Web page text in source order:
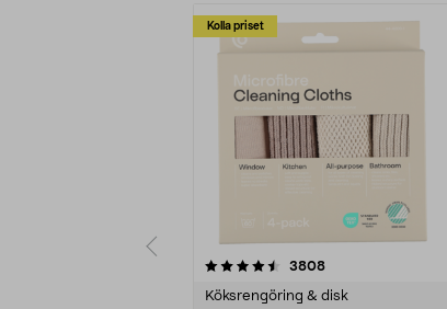
Kolla priset
3808recensioner
Köksrengöring & disk
4.0av 5 stjärnor